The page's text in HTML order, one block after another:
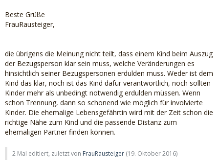
Beste Grüße
FrauRausteiger,
die übrigens die Meinung nicht teilt, dass einem Kind beim Auszug
der Bezugsperson klar sein muss, welche Veränderungen es
hinsichtlich seiner Bezugspersonen erdulden muss. Weder ist dem
Kind das klar, noch ist das Kind dafür verantwortlich, noch sollten
Kinder mehr als unbedingt notwendig erdulden müssen. Wenn
schon Trennung, dann so schonend wie möglich für involvierte
Kinder. Die ehemalige Lebensgefährtin wird mit der Zeit schon die
richtige Nähe zum Kind und die passende Distanz zum
ehemaligen Partner finden können.
2 Mal editiert, zuletzt von FrauRausteiger (19. Oktober 2016)